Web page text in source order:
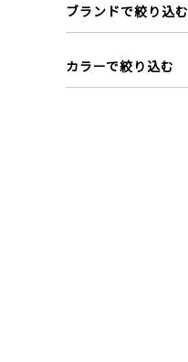
ブランドで絞り込む
カラーで絞り込む